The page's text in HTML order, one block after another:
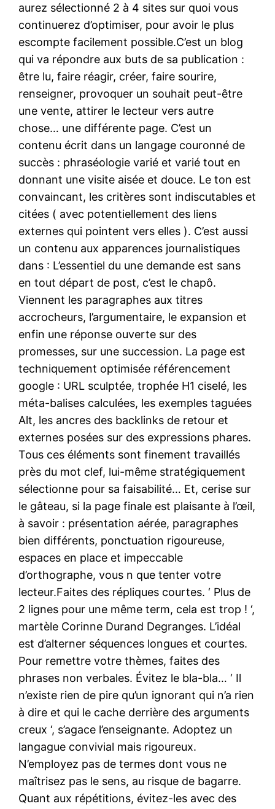
aurez sélectionné 2 à 4 sites sur quoi vous
continuerez d’optimiser, pour avoir le plus
escompte facilement possible.C’est un blog
qui va répondre aux buts de sa publication :
être lu, faire réagir, créer, faire sourire,
renseigner, provoquer un souhait peut-être
une vente, attirer le lecteur vers autre
chose… une différente page. C’est un
contenu écrit dans un langage couronné de
succès : phraséologie varié et varié tout en
donnant une visite aisée et douce. Le ton est
convaincant, les critères sont indiscutables et
citées ( avec potentiellement des liens
externes qui pointent vers elles ). C’est aussi
un contenu aux apparences journalistiques
dans : L’essentiel du une demande est sans
en tout départ de post, c’est le chapô.
Viennent les paragraphes aux titres
accrocheurs, l’argumentaire, le expansion et
enfin une réponse ouverte sur des
promesses, sur une succession. La page est
techniquement optimisée référencement
google : URL sculptée, trophée H1 ciselé, les
méta-balises calculées, les exemples taguées
Alt, les ancres des backlinks de retour et
externes posées sur des expressions phares.
Tous ces éléments sont finement travaillés
près du mot clef, lui-même stratégiquement
sélectionne pour sa faisabilité… Et, cerise sur
le gâteau, si la page finale est plaisante à l’œil,
à savoir : présentation aérée, paragraphes
bien différents, ponctuation rigoureuse,
espaces en place et impeccable
d’orthographe, vous n que tenter votre
lecteur.Faites des répliques courtes. ‘ Plus de
2 lignes pour une même term, cela est trop ! ‘,
martèle Corinne Durand Degranges. L’idéal
est d’alterner séquences longues et courtes.
Pour remettre votre thèmes, faites des
phrases non verbales. Évitez le bla-bla… ‘ Il
n’existe rien de pire qu’un ignorant qui n’a rien
à dire et qui le cache derrière des arguments
creux ‘, s’agace l’enseignante. Adoptez un
langague convivial mais rigoureux.
N’employez pas de termes dont vous ne
maîtrisez pas le sens, au risque de bagarre.
Quant aux répétitions, évitez-les avec des